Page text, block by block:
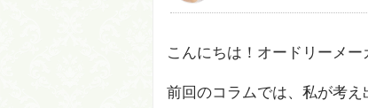
こんにちは！オードリーメー
前回のコラムでは、私が考え